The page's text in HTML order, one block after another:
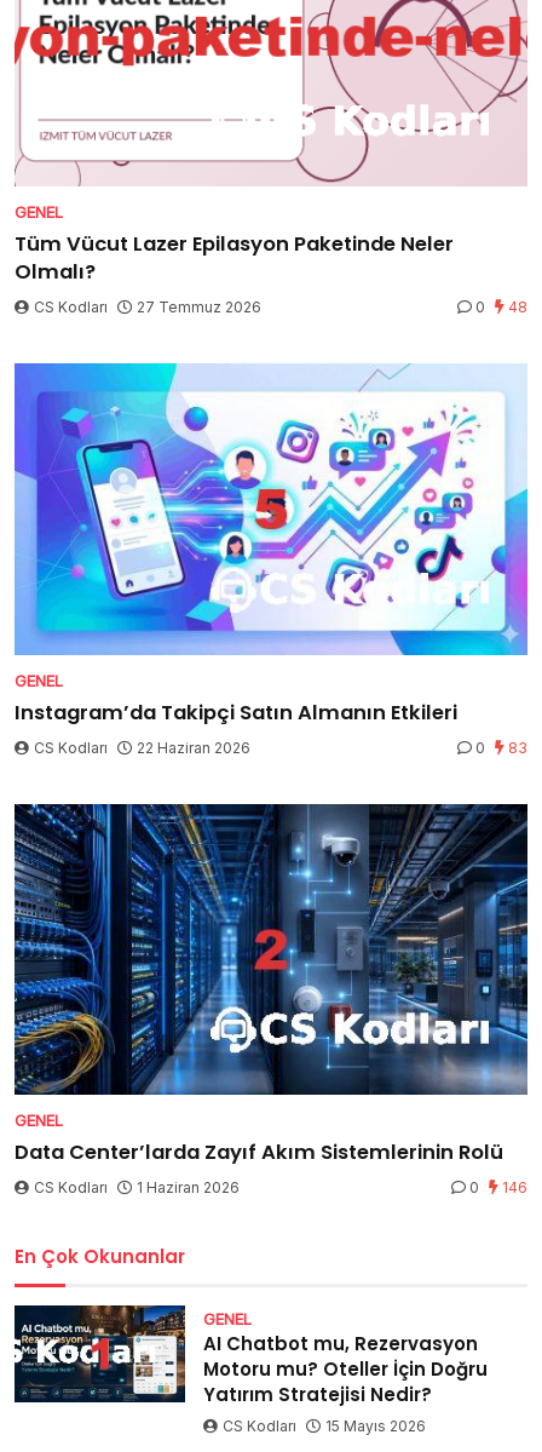
GENEL
Tüm Vücut Lazer Epilasyon Paketinde Neler
Olmalı?
CS Kodları 27 Temmuz 2026 0 48
GENEL
Instagram’da Takipçi Satın Almanın Etkileri
CS Kodları 22 Haziran 2026 0 83
GENEL
Data Center’larda Zayıf Akım Sistemlerinin Rolü
CS Kodları 1 Haziran 2026 0 146
En Çok Okunanlar
GENEL
AI Chatbot mu, Rezervasyon
Motoru mu? Oteller İçin Doğru
Yatırım Stratejisi Nedir?
CS Kodları 15 Mayıs 2026